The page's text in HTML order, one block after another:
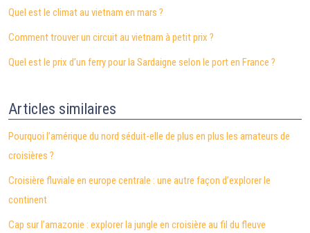
Quel est le climat au vietnam en mars ?
Comment trouver un circuit au vietnam à petit prix ?
Quel est le prix d’un ferry pour la Sardaigne selon le port en France ?
Articles similaires
Pourquoi l’amérique du nord séduit-elle de plus en plus les amateurs de
croisières ?
Croisière fluviale en europe centrale : une autre façon d’explorer le
continent
Cap sur l’amazonie : explorer la jungle en croisière au fil du fleuve